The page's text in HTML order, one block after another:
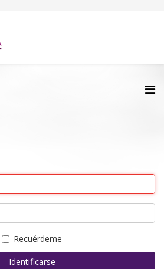
Recuérdeme
Identificarse